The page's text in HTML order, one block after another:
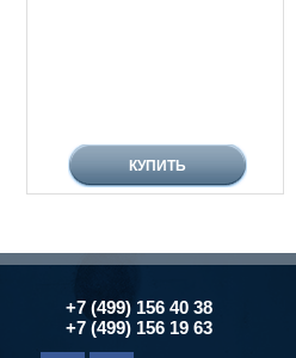
+7 (499) 156 40 38
+7 (499) 156 19 63